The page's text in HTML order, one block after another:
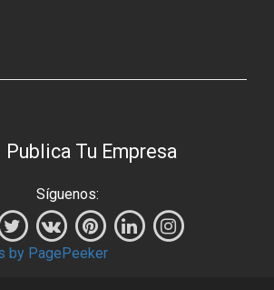
Publica Tu Empresa
Síguenos:
by PagePeeker